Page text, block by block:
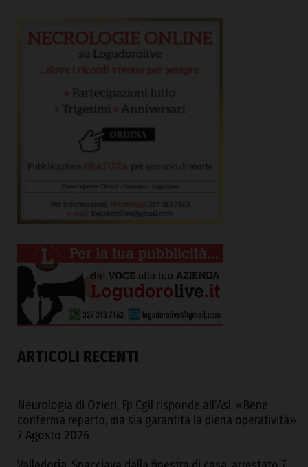
ARTICOLI RECENTI
Neurologia di Ozieri, Fp Cgil risponde all’Asl: «Bene
conferma reparto, ma sia garantita la piena operatività»
7 Agosto 2026